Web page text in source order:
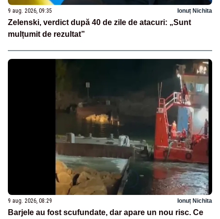
9 aug. 2026, 09:35 Ionuț Nichita
Zelenski, verdict după 40 de zile de atacuri: „Sunt
mulțumit de rezultat”
9 aug. 2026, 08:29 Ionuț Nichita
Barjele au fost scufundate, dar apare un nou risc. Ce